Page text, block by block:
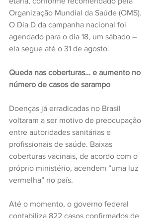
Organização Mundial da Saúde (OMS).
O Dia D da campanha nacional foi
agendado para o dia 18, um sábado –
ela segue até o 31 de agosto.
Queda nas coberturas… e aumento no
número de casos de sarampo
Doenças já erradicadas no Brasil
voltaram a ser motivo de preocupação
entre autoridades sanitárias e
profissionais de saúde. Baixas
coberturas vacinais, de acordo com o
próprio ministério, acendem “uma luz
vermelha” no país.
Até o momento, o governo federal
contabiliza 822 casos confirmados de